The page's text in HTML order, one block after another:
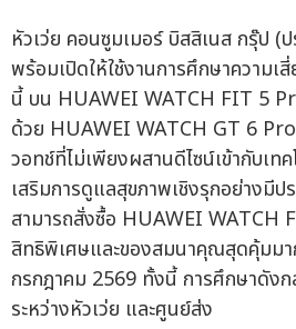
หัวเว่ย คอนซูมเมอร์ บิสสิเนส กรุ๊ป (ป
พร้อมเปิดให้ใช้งานการศึกษาความเ
นี้ บน HUAWEI WATCH FIT 5
ด้วย HUAWEI WATCH GT 6
วอทช์ที่ไม่เพียงผสานดีไซน์เข้ากับเท
เสริมการดูแลสุขภาพเชิงรุกอย่างมีป
สามารถสั่งซื้อ HUAWEI WATCH
สิทธิพิเศษและของสมนาคุณสุดคุ้มมา
กรกฎาคม 2569 ทั้งนี้ การศึกษาดังก
ระหว่างหัวเว่ย และศูนย์ส่ง